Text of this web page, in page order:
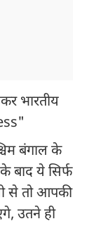
भारतीय
बंगाल के
बाद ये सिर्फ
से तो आपकी
उतने ही